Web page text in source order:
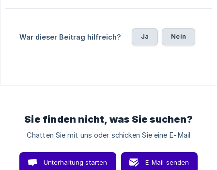
War dieser Beitrag hilfreich? Ja Nein
Sie finden nicht, was Sie suchen?
Chatten Sie mit uns oder schicken Sie eine E-Mail
Unterhaltung starten E-Mail senden